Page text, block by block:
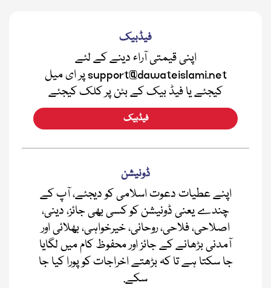
فیڈبیک
اپنی قیمتی آراء دینے کے لئے
support@dawateislami.net پر ای میل
کیجئے یا فیڈ بیک کے بٹن پر کلک کیجئے
فیڈبیک
ڈونیشن
اپنے عطیات دعوت اسلامی کو دیجئے، آپ کے
چندے یعنی ڈونیشن کو کسی بھی جائز، دینی،
اصلاحی، فلاحی، روحانی، خیرخواہی، بھلائی اور
آمدنی بڑھانے کے جائز اور محفوظ کام میں لگایا
جا سکتا ہے تا کہ بڑھتے اخراجات کو پورا کیا جا
سکے.